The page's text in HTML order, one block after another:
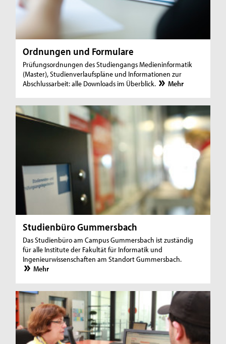
Ordnungen und Formulare
Prüfungsordnungen des Studiengangs Medieninformatik
(Master), Studienverlaufspläne und Informationen zur
Abschlussarbeit: alle Downloads im Überblick.
Mehr
Studienbüro Gummersbach
Das Studienbüro am Campus Gummersbach ist zuständig
für alle Institute der Fakultät für Informatik und
Ingenieurwissenschaften am Standort Gummersbach.
Mehr